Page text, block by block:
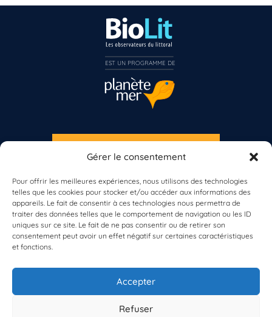
Gérer le consentement
Pour offrir les meilleures expériences, nous utilisons des technologies
telles que les cookies pour stocker et/ou accéder aux informations des
appareils. Le fait de consentir à ces technologies nous permettra de
traiter des données telles que le comportement de navigation ou les ID
uniques sur ce site. Le fait de ne pas consentir ou de retirer son
consentement peut avoir un effet négatif sur certaines caractéristiques
et fonctions.
Accepter
Refuser
À propos de BioLit
Vos données d'observation
Ressources
Résultats du programme
S'INSCRIRE À LA NEWSLETTER
Vous n’êtes pas encore inscrit à Biolit ?